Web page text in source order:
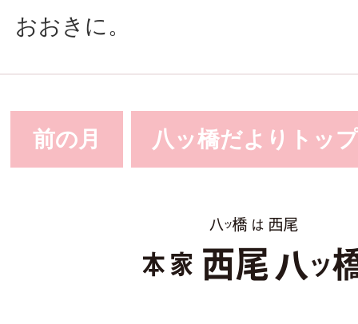
おおきに。
前の月 八ッ橋だよりトッ